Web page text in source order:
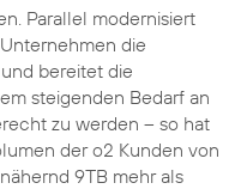
Parallel modernisiert
die
bereitet die
steigenden Bedarf an
zu werden – so hat
der o2 Kunden von
9TB mehr als